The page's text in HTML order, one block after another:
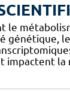
le
génétique,
impactent la